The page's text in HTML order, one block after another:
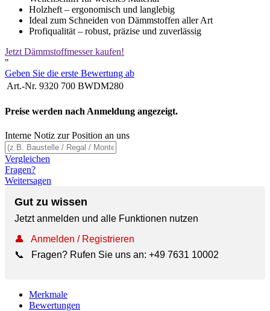
Holzheft – ergonomisch und langlebig
Ideal zum Schneiden von Dämmstoffen aller Art
Profiqualität – robust, präzise und zuverlässig
Jetzt Dämmstoffmesser kaufen!
"
Geben Sie die erste Bewertung ab
Art.-Nr. 9320 700 BWDM280
Preise werden nach Anmeldung angezeigt.
Interne Notiz zur Position an uns
Vergleichen
Fragen?
Weitersagen
Gut zu wissen
Jetzt anmelden und alle Funktionen nutzen
👤
Anmelden / Registrieren
📞
Fragen? Rufen Sie uns an: +49 7631 10002
Merkmale
Bewertungen